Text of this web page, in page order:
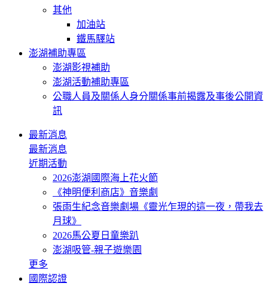
其他
加油站
鐵馬驛站
澎湖補助專區
澎湖影視補助
澎湖活動補助專區
公職人員及關係人身分關係事前揭露及事後公開資
訊
最新消息
最新消息
近期活動
2026澎湖國際海上花火節
《神明便利商店》音樂劇
張雨生紀念音樂劇場《靈光乍現的這一夜，帶我去
月球》
2026馬公夏日童樂趴
澎湖吸管-親子遊樂園
更多
國際認證